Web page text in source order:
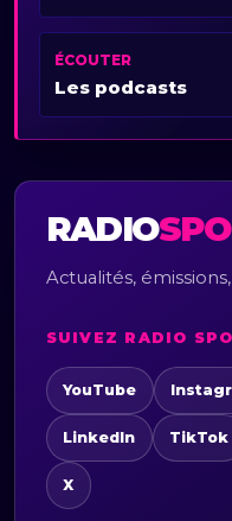
ÉCOUTER
Les podcasts
RADIO
Actualités,
SUIVEZ RADIO
YouTube
LinkedIn TikTok
X